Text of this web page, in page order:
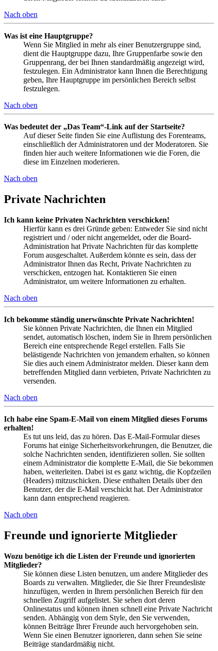
Nach oben
Was ist eine Hauptgruppe?
Wenn Sie Mitglied in mehr als einer Benutzergruppe sind,
dient die Hauptgruppe dazu, Ihre Gruppenfarbe sowie den
Gruppenrang, der bei Ihnen standardmäßig angezeigt wird,
festzulegen. Ein Administrator kann Ihnen die Berechtigung
geben, Ihre Hauptgruppe im persönlichen Bereich selbst
festzulegen.
Nach oben
Was bedeutet der „Das Team“-Link auf der Startseite?
Auf dieser Seite finden Sie eine Auflistung des Forenteams,
einschließlich der Administratoren und der Moderatoren. Sie
finden hier auch weitere Informationen wie die Foren, die
diese im Einzelnen moderieren.
Nach oben
Private Nachrichten
Ich kann keine Privaten Nachrichten verschicken!
Hierfür kann es drei Gründe geben: Entweder Sie sind nicht
registriert und / oder nicht angemeldet, oder die Board-
Administration hat Private Nachrichten für das komplette
Forum ausgeschaltet. Außerdem könnte es sein, dass der
Administrator Ihnen das Recht, Private Nachrichten zu
verschicken, entzogen hat. Kontaktieren Sie einen
Administrator, um weitere Informationen zu erhalten.
Nach oben
Ich bekomme ständig unerwünschte Private Nachrichten!
Sie können Private Nachrichten, die Ihnen ein Mitglied
sendet, automatisch löschen, indem Sie in Ihrem persönlichen
Bereich eine entsprechende Regel erstellen. Falls Sie
belästigende Nachrichten von jemandem erhalten, so können
Sie dies auch einem Administrator melden. Dieser kann dem
betreffenden Mitglied dann verbieten, Private Nachrichten zu
versenden.
Nach oben
Ich habe eine Spam-E-Mail von einem Mitglied dieses Forums
erhalten!
Es tut uns leid, das zu hören. Das E-Mail-Formular dieses
Forums hat einige Sicherheitsvorkehrungen, die Benutzer, die
solche Nachrichten senden, identifizieren sollen. Sie sollten
einem Administrator die komplette E-Mail, die Sie bekommen
haben, weiterleiten. Dabei ist es ganz wichtig, die Kopfzeilen
(Headers) mitzuschicken. Diese enthalten Details über den
Benutzer, der die E-Mail verschickt hat. Der Administrator
kann dann entsprechend reagieren.
Nach oben
Freunde und ignorierte Mitglieder
Wozu benötige ich die Listen der Freunde und ignorierten
Mitglieder?
Sie können diese Listen benutzen, um andere Mitglieder des
Boards zu verwalten. Mitglieder, die Sie Ihrer Freundesliste
hinzufügen, werden in Ihrem persönlichen Bereich für den
schnellen Zugriff aufgelistet. Sie sehen dort deren
Onlinestatus und können ihnen schnell eine Private Nachricht
senden. Abhängig von dem Style, den Sie verwenden,
können Beiträge Ihrer Freunde auch hervorgehoben sein.
Wenn Sie einen Benutzer ignorieren, dann sehen Sie seine
Beiträge standardmäßig nicht.